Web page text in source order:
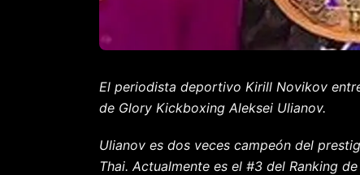
El periodista deportivo Kirill Novikov
de Glory Kickboxing Aleksei Ulianov.
Ulianov es dos veces campeón del
Thai. Actualmente es el #3 del Ranking